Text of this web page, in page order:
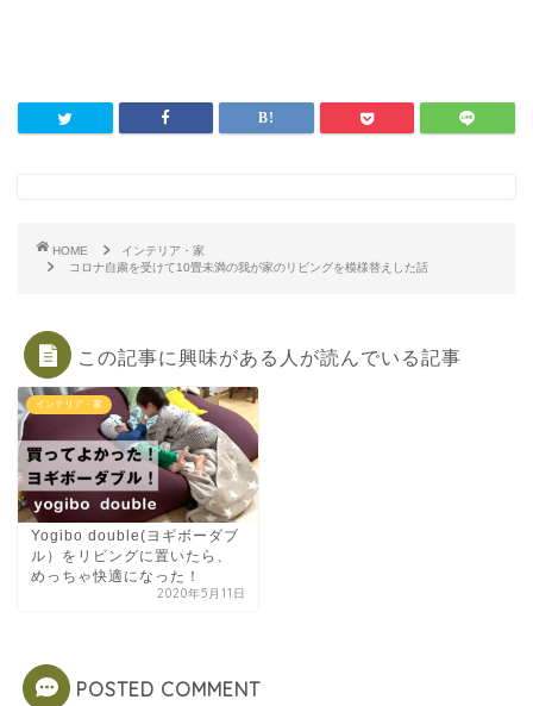
HOME
インテリア・家
コロナ自粛を受けて10畳未満の我が家のリビングを模様替えした話
この記事に興味がある人が読んでいる記事
インテリア・家
Yogibo double(ヨギボーダブ
ル）をリビングに置いたら、
めっちゃ快適になった！
2020年5月11日
POSTED COMMENT